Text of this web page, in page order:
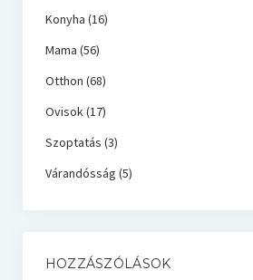
Konyha (16)
Mama (56)
Otthon (68)
Ovisok(17)
Szoptatás (3)
Várandósság (5)
HOZZÁSZÓLÁSOK